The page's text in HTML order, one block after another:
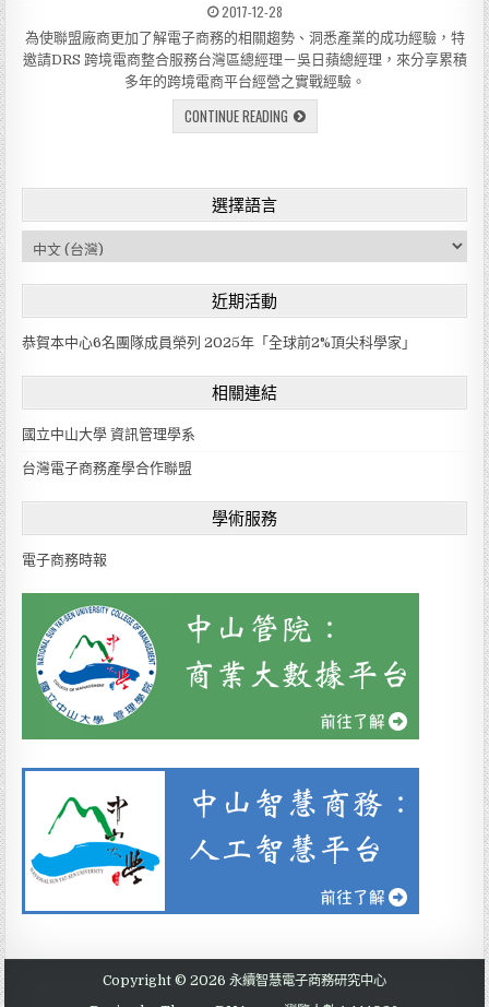
i
n
2017-12-28
為使聯盟廠商更加了解電子商務的相關趨勢、洞悉產業的成功經驗，特
邀請DRS 跨境電商整合服務台灣區總經理－吳日蘋總經理，來分享累積
多年的跨境電商平台經營之實戰經驗。
CONTINUE READING
選擇語言
h
o
e
a
n
g
u
a
近期活動
恭賀本中心6名團隊成員榮列 2025年「全球前2%頂尖科學家」
相關連結
國立中山大學 資訊管理學系
台灣電子商務產學合作聯盟
學術服務
電子商務時報
Copyright © 2026 永續智慧電子商務研究中心